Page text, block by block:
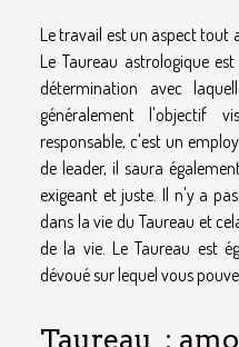
Le travail est un aspect tout
Le Taureau astrologique
détermination avec
généralement l'objectif
responsable, c'est un
de leader, il saura
exigeant et juste. Il n'y a
dans la vie du Taureau et
de la vie. Le Taureau est
dévoué sur lequel vous
Taureau :